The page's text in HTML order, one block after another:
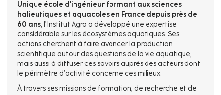
Unique école d'ingénieur formant aux sciences
halieutiques et aquacoles en France depuis près de
60 ans, l’Institut Agro a développé une expertise
considérable sur les écosystèmes aquatiques. Ses
actions cherchent à faire avancer la production
scientifique autour des questions de la vie aquatique,
mais aussi à diffuser ces savoirs auprès des acteurs dont
le périmètre d’activité concerne ces milieux.
À travers ses missions de formation, de recherche et de